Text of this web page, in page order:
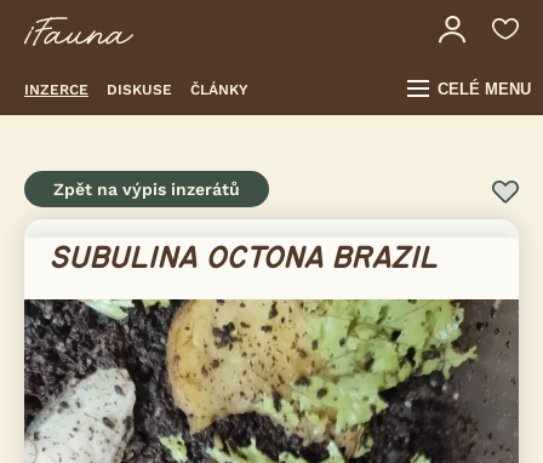
INZERCE DISKUSE ČLÁNKY CELÉ MENU
Zpět na výpis inzerátů
SUBULINA OCTONA BRAZIL